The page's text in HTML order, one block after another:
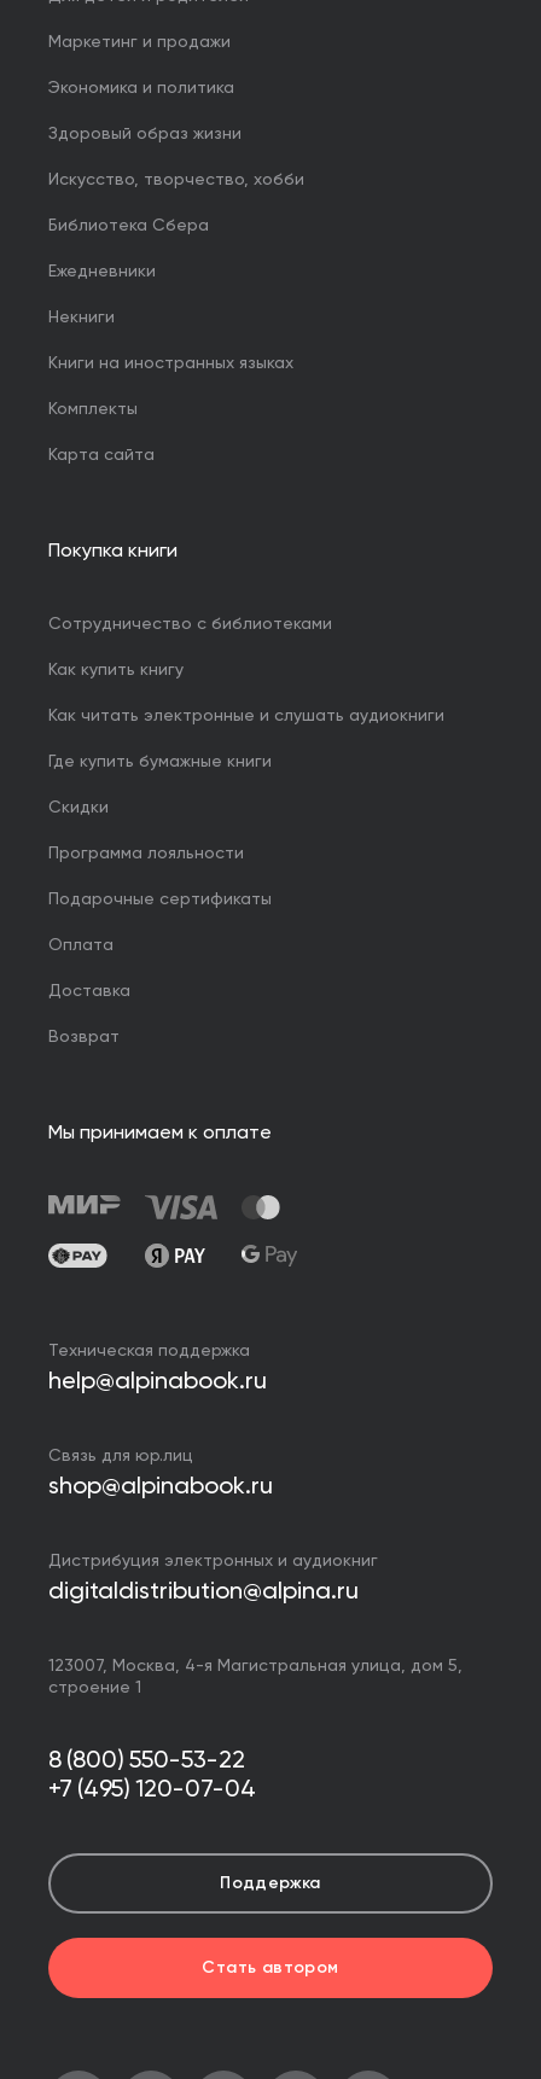
Маркетинг и продажи
Экономика и политика
Здоровый образ жизни
Искусство, творчество, хобби
Библиотека Сбера
Ежедневники
Некниги
Книги на иностранных языках
Комплекты
Карта сайта
Покупка книги
Сотрудничество с библиотеками
Как купить книгу
Как читать электронные и слушать аудиокниги
Где купить бумажные книги
Скидки
Программа лояльности
Подарочные сертификаты
Оплата
Доставка
Возврат
Мы принимаем к оплате
Техническая поддержка
help@alpinabook.ru
Связь для юр.лиц
shop@alpinabook.ru
Дистрибуция электронных и аудиокниг
digitaldistribution@alpina.ru
123007, Москва, 4-я Магистральная улица, дом 5,
строение 1
8 (800) 550-53-22
+7 (495) 120-07-04
Поддержка
Стать автором